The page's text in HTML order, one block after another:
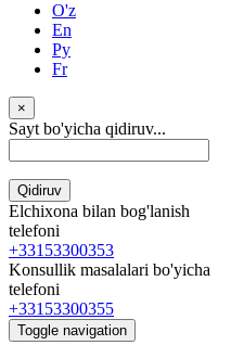
O'z
En
Ру
Fr
×
Sayt bo'yicha qidiruv...
Qidiruv
Elchixona bilan bog'lanish
telefoni
+33153300353
Konsullik masalalari bo'yicha
telefoni
+33153300355
Toggle navigation